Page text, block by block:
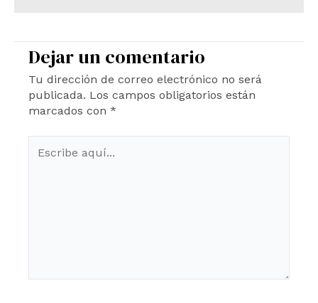
Dejar un comentario
Tu dirección de correo electrónico no será
publicada. Los campos obligatorios están
marcados con *
aquí...